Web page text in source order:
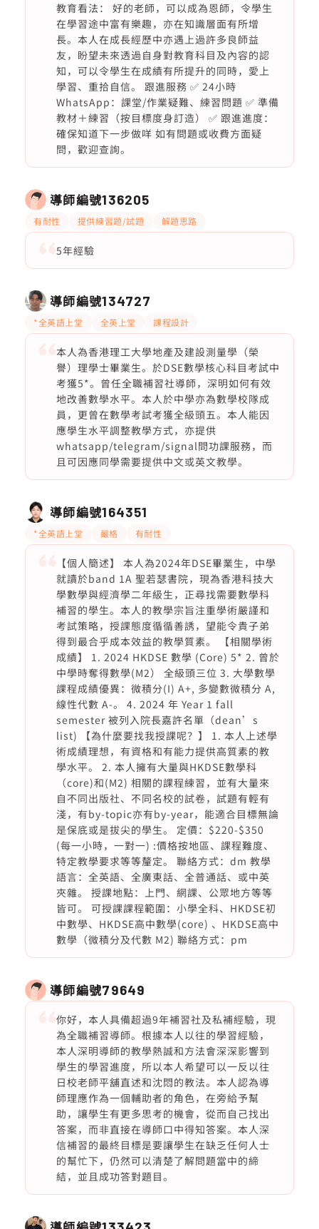
教育看法： 好的老師，可以成為恩師，令學生
在學習途中富有樂趣，亦在知識層面有所增
長。本人在成長經歷中亦遇上過許多良師益
友，盼望未來透過自身對教育科目及內容的認
知，可以令學生在成績有所提升的同時，愛上
學習、重拾自信。 跟進服務 ✅ 24小時
WhatsApp：課堂/作業疑難、練習問題 ✅ 準備
教材＋練習（按目標度身訂造） ✅ 跟進進度：
確保知道下一步做咩 如有問題或收費方面疑
問，歡迎查詢。
導師編號136205
有耐性 提供練習題/試題 解題思路
5年經驗
導師編號134727
*全英語上堂 全英上堂 課程設計
本人為香港理工大學地產及建設測量學（榮
譽）理學士畢業生。於DSE數學核心科目考試中
考獲5*。曾任全職補習社導師，深明如何有效
地改善數學水平。本人於中學亦為數學校隊成
員，更曾在數學考試考獲全級頭五。本人能因
應學生水平調整教學方式，亦提供
whatsapp/telegram/signal問功課服務，而
且可因應同學需要提供中文或英文教學。
導師編號164351
*全英語上堂 嚴格 有耐性
【個人簡述】 本人為2024年DSE畢業生，中學
就讀於band 1A 聖若瑟書院，現為香港科技大
學數學與經濟學二年級生，正尋找需要數學科
補習的學生。本人的教學宗旨注重學術嚴謹和
考試策略，授課態度循循善誘，望能令貴子弟
得到最合乎成本效益的教學質素。 【相關學術
成績】 1. 2024 HKDSE 數學 (Core) 5* 2. 曾於
中學時奪得數學(M2） 全級頭三位 3. 大學數學
課程成績優異：微積分(I) A+, 多變數微積分 A,
線性代數 A-。 4. 2024 年 Year 1 fall
semester 被列入院長嘉許名單（dean’s
list) 【為什麼要找我授課呢？】 1. 本人上述學
術成績理想，有資格和有能力提供高質素的教
學水平。 2. 本人擁有大量與HKDSE數學科
（core)和(M2) 相關的課程練習，並有大量來
自不同出版社、不同名校的試卷，試題有輕有
淺，有by-topic亦有by-year，能適合目標無論
是保底或是拔尖的學生。 定價：$220-$350
(每一小時，一對一) :價格按地區、課程難度、
特定教學要求等等釐定。 聯絡方式：dm 教學
語言：全英語、全廣東話、全普通話、或中英
夾雜。 授課地點：上門、網課、公眾地方等等
皆可。 可授課課程範圍：小學全科、HKDSE初
中數學、HKDSE高中數學(core) 、HKDSE高中
數學（微積分及代數 M2) 聯絡方式：pm
導師編號79649
你好，本人具備超過9年補習社及私補經驗，現
為全職補習導師。根據本人以往的學習經驗，
本人深明導師的教學熱誠和方法會深深影響到
學生的學習進度，所以本人希望可以一反以往
日校老師平舖直述和沈悶的教法。本人認為導
師理應作為一個輔助者的角色，在旁給予幫
助，讓學生有更多思考的機會，從而自己找出
答案，而非直接在導師口中得知答案。本人深
信補習的最終目標是要讓學生在缺乏任何人士
的幫忙下，仍然可以清楚了解問題當中的締
結，並且成功答對題目。